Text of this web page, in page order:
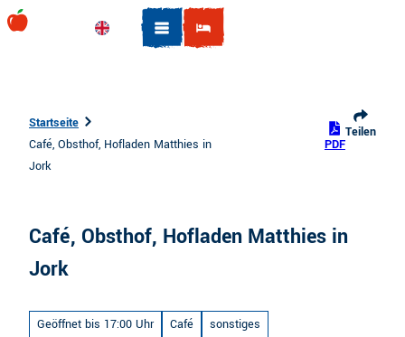
EnglischSuche
Startseite
Café, Obsthof, Hofladen Matthies in
Jork
PDF
Teilen
Café, Obsthof, Hofladen Matthies in
Jork
Geöffnet bis 17:00 Uhr Café sonstiges